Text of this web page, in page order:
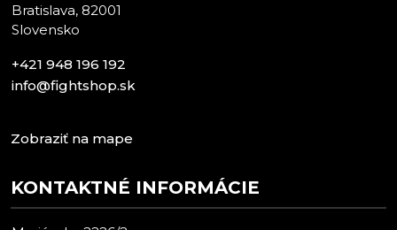
Bratislava, 82001
Slovensko
+421 948 196 192
info@fightshop.sk
Zobraziť na mape
KONTAKTNÉ INFORMÁCIE